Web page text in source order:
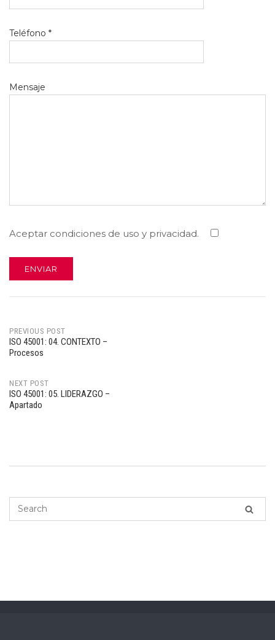
Teléfono *
Mensaje
Aceptar condiciones de uso y privacidad.
Post
navigation
PREVIOUS POST
ISO 45001: 04. CONTEXTO –
Procesos
NEXT POST
ISO 45001: 05. LIDERAZGO –
Apartado